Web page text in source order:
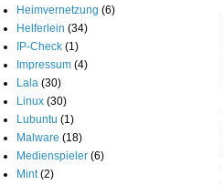
Heimvernetzung (6)
Helferlein (34)
IP-Check (1)
Impressum (4)
Lala (30)
Linux (30)
Lubuntu (1)
Malware (18)
Medienspieler (6)
Mint (2)